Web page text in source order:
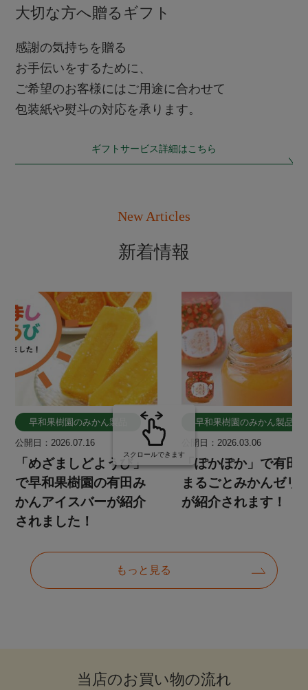
大切な方へ贈るギフト
感謝の気持ちを贈る
お手伝いをするために、
ご希望のお客様にはご用途に合わせて
包装紙や熨斗の対応を承ります。
ギフトサービス詳細はこちら
当店のお買い物の流れ